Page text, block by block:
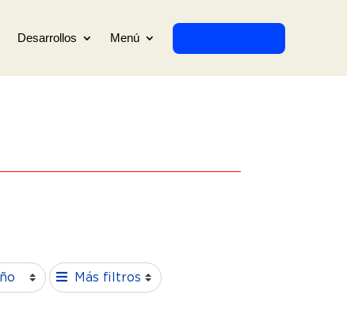
Desarrollos Menú